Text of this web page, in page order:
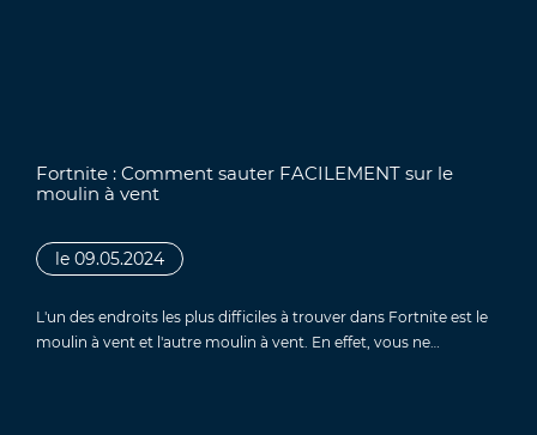
Fortnite : Comment sauter FACILEMENT sur le
moulin à vent
le 09.05.2024
L'un des endroits les plus difficiles à trouver dans Fortnite est le
moulin à vent et l'autre moulin à vent. En effet, vous ne…